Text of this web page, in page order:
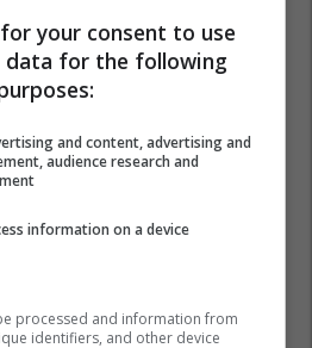
your consent to use
data for the following
and content, advertising and
audience research and
information on a device
processed and information from
identifiers, and other device